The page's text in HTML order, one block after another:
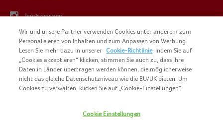
Instagram
YouTube
SITEMAP
Wir und unsere Partner verwenden Cookies unter anderem zum
Personalisieren von Inhalten und zum Anpassen von Werbung.
Lesen Sie mehr dazu in unserer Cookie-Richtlinie. Indem Sie auf
„Cookies akzeptieren“ klicken, stimmen Sie auch zu, dass Ihre
Daten in Länder übertragen werden können, die möglicherweise
nicht das gleiche Datenschutzniveau wie die EU/UK bieten. Um
Cookies zu verwalten, klicken Sie auf „Cookie-Einstellungen“.
Cookie Einstellungen